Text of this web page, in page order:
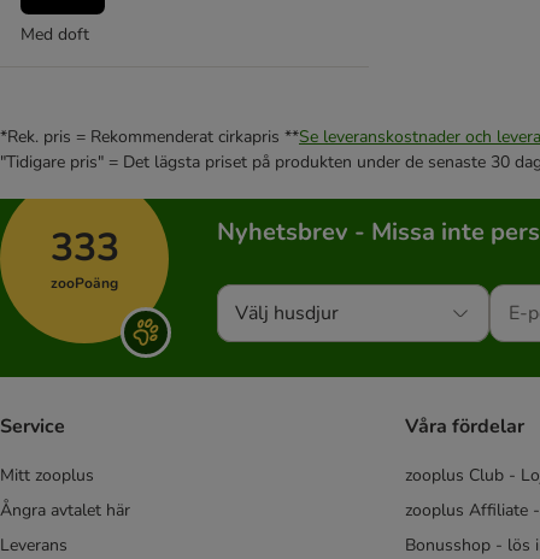
Purizon
Tidy Cats
Vitakraft Magic Clean
World's Best Cat Litter
Med doft
*Rek. pris = Rekommenderat cirkapris **Se leveranskostnader och
"Tidigare pris" = Det lägsta priset på produkten under de senaste 30
333
zooPoäng
Nyhetsbrev - Missa inte
Välj husdjur
Service
Mitt zooplus
Ångra avtalet här
Leverans
Våra fördelar
zooplus Club -
zooplus Affiliate
Bonusshop - lös